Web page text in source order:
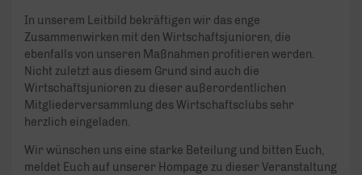
In unserem Leitbild bekräftigen wir das enge
Zusammenwirken mit den Wirtschaftsjunioren, die
ebenfalls von unseren Maßnahmen profitieren werden.
Nicht zuletzt aus diesem Grund sind auch die
Wirtschaftsjunioren zu dieser außerordentlichen
Mitgliederversammlung des Wirtschaftsclubs sehr
herzlich eingeladen.
Wir wünschen uns eine starke Beteilung und bitten Euch,
meldet Euch auf unserer Hompage zu dieser Veranstaltung